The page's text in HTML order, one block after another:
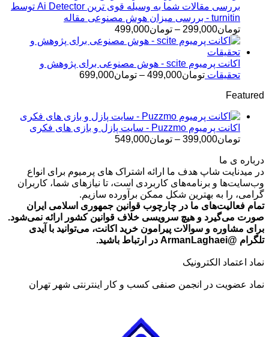
تا
تومان499,000
بررسی مقالات شما به وسیله قوی ترین Ai Detector توسط
turnitin - بررسی میزان هوش مصنوعی مقاله
تومان299,000
– تومان499,000محدوده
قیمت:
تا
تومان499,000
اکانت پرمیوم scite - هوش مصنوعی برای پژوهش و
تحقیقات تومان499,000
– تومان699,000محدوده
تومان699,000
Featured
اکانت پرمیوم Puzzmo - سایت پازل و بازی های فکری
تومان399,000
– تومان549,000
تا
تومان549,000
درباره ی ما
در میدنایت شاپ هدف ما ارائه اشتراک های پرمیوم برای انواع
وب‌سایت‌ها و برنامه‌های کاربردی است، تا نیازهای شما، کاربران
گرامی، را به بهترین شکل ممکن برآورده سازیم.
تمام فعالیت‌های ما در چارچوب قوانین جمهوری اسلامی ایران
صورت می‌گیرد و هیچ سرویسی خلاف قوانین کشور ارائه نمی‌شود.
برای مشاوره و سوالات پیرامون خرید اکانت، می‌توانید با آیدی
تلگرام @ArmanLaghaei در ارتباط باشید.
نماد اعتماد الکترونیک
نماد عضویت در انجمن صنفی کسب و کار اینترنتی شهر تهران